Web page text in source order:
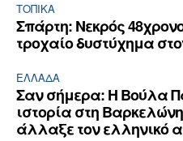
ΤΟΠΙΚΑ
Σπάρτη: Νεκρός
τροχαίο δυστύχημα
ΕΛΛΆΔΑ
Σαν σήμερα: Η Βούλα
ιστορία στη
άλλαξε τον ελληνικό